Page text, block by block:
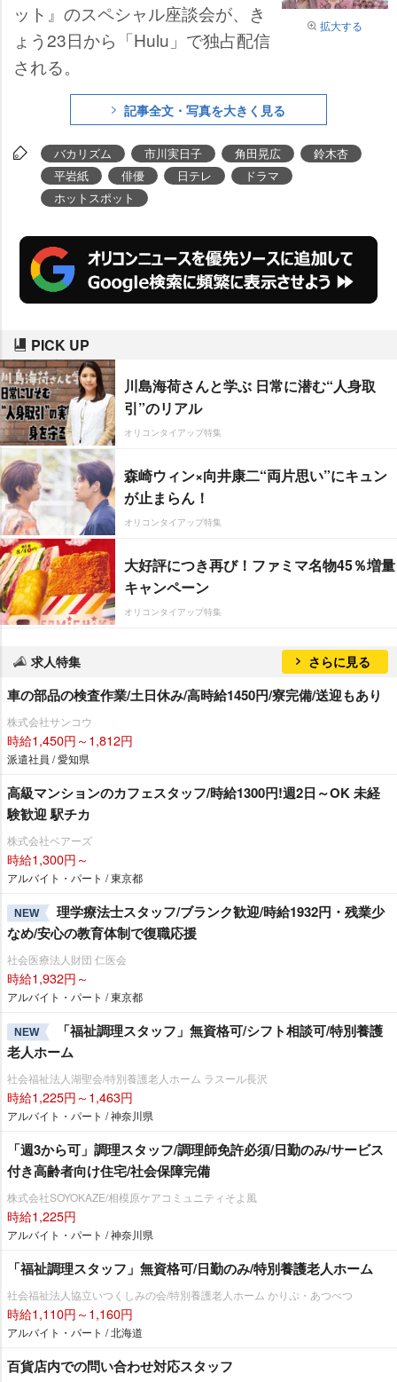
拡大する
ット』のスペシャル座談会が、き
ょう23日から「Hulu」で独占配信
される。
記事全文・写真を大きく見る
バカリズム 市川実日子 角田晃広
鈴木杏
平岩紙
俳優 日テレ
ドラマ
ホットスポット
PICK UP
川島海荷さんと学ぶ 日常に潜む“人身取
引”のリアル
オリコンタイアップ特集
森崎ウィン×向井康二“両片思い”にキュン
が止まらん！
オリコンタイアップ特集
大好評につき再び！ファミマ名物45％増量
キャンペーン
オリコンタイアップ特集
求人特集 さらに見る
車の部品の検査作業/土日休み/高時給1450円/寮完備/送迎もあり
株式会社サンコウ
時給1,450円～1,812円
派遣社員 / 愛知県
高級マンションのカフェスタッフ/時給1300円!週2日～OK 未経
験歓迎 駅チカ
株式会社ベアーズ
時給1,300円～
アルバイト・パート / 東京都
NEW
理学療法士スタッフ/ブランク歓迎/時給1932円・残業少
なめ/安心の教育体制で復職応援
社会医療法人財団 仁医会
時給1,932円～
アルバイト・パート / 東京都
NEW
「福祉調理スタッフ」無資格可/シフト相談可/特別養護
老人ホーム
社会福祉法人湖聖会/特別養護老人ホーム ラスール長沢
時給1,225円～1,463円
アルバイト・パート / 神奈川県
「週3から可」調理スタッフ/調理師免許必須/日勤のみ/サービス
付き高齢者向け住宅/社会保障完備
株式会社SOYOKAZE/相模原ケアコミュニティそよ風
時給1,225円
アルバイト・パート / 神奈川県
「福祉調理スタッフ」無資格可/日勤のみ/特別養護老人ホーム
社会福祉法人協立いつくしみの会/特別養護老人ホーム かりぷ・あつべつ
時給1,110円～1,160円
アルバイト・パート / 北海道
百貨店内での問い合わせ対応スタッフ